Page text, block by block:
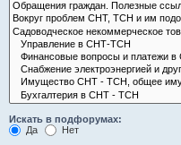
Искать в подфорумах:
Да
Нет